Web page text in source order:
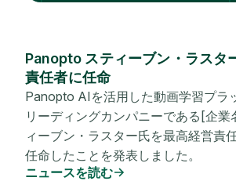
Panopto スティーブン・ラスタ
責任者に任命
Panopto AIを活用した動画学習プラ
リーディングカンパニーである[企業
ィーブン・ラスター氏を最高経営責
任命したことを発表しました。
ニュースを読む